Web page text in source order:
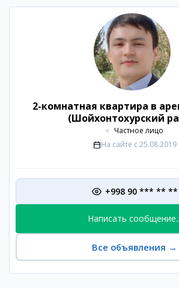
2-комнатная квартира в
(Шойхонтохурский
Частное лицо
На сайте с 25.08.2019
+998 90 *** ** **
Написать
Все объявления →